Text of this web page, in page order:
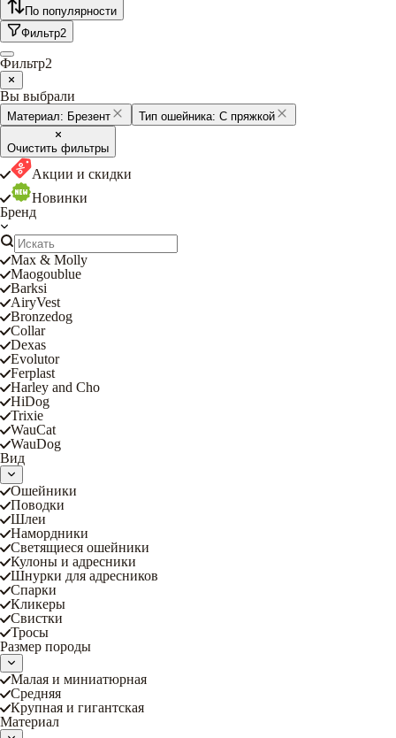
По популярности
Фильтр2
Фильтр2
Вы выбрали
Материал: Брезент Тип ошейника: С пряжкой
Очистить фильтры
Акции и скидки
Новинки
Бренд
Max & Molly
Maogoublue
Barksi
AiryVest
Bronzedog
Collar
Dexas
Evolutor
Ferplast
Harley and Cho
HiDog
Trixie
WauCat
WauDog
Вид
Ошейники
Поводки
Шлеи
Намордники
Светящиеся ошейники
Кулоны и адресники
Шнурки для адресников
Спарки
Кликеры
Свистки
Тросы
Размер породы
Малая и миниатюрная
Средняя
Крупная и гигантская
Материал